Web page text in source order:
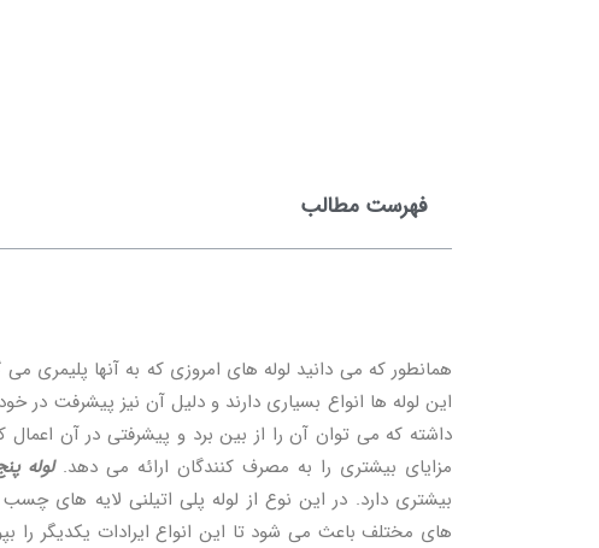
فهرست مطالب
همانطور که می دانید لوله های امروزی که به آنها پلیمری
این لوله ها انواع بسیاری دارند و دلیل آن نیز پیشرفت در
داشته که می توان آن را از بین برد و پیشرفتی در آن
مزایای بیشتری را به مصرف کنندگان ارائه می دهد.لوله
بیشتری دارد. در این نوع از لوله پلی اتیلنی لایه های
های مختلف باعث می شود تا این انواع ایرادات یکدیگر را